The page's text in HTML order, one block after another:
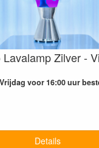
Zilver -
voor 16:00 uur
Details